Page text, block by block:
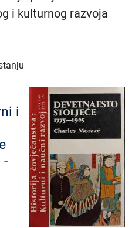
i kulturnog razvoja
i
-